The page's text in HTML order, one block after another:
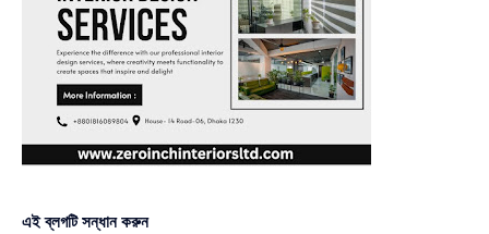
এই ব্লগটি সন্ধান করুন